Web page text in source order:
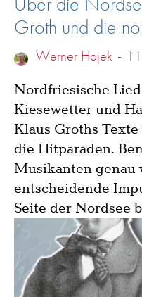
Groth und die
Werner Hajek -
Nordfriesische
Kiesewetter und
Klaus Groths
die Hitparaden.
Musikanten genau
entscheidende
Seite der Nordsee